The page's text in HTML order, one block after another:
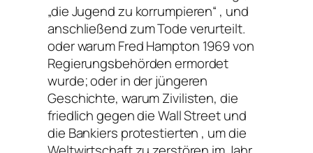
„die Jugend zu korrumpieren“ , und
anschließend zum Tode verurteilt.
oder warum Fred Hampton 1969 von
Regierungsbehörden ermordet
wurde; oder in der jüngeren
Geschichte, warum Zivilisten, die
friedlich gegen die Wall Street und
die Bankiers protestierten , um die